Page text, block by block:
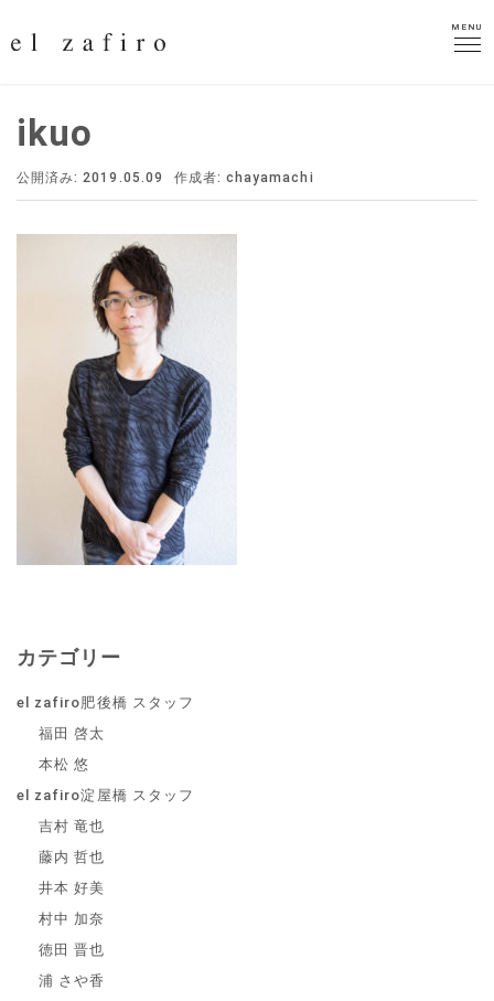
MENU
MENU
ikuo
公開済み: 2019.05.09 作成者:chayamachi
カテゴリー
el zafiro肥後橋 スタッフ
福田 啓太
本松 悠
el zafiro淀屋橋 スタッフ
吉村 竜也
藤内 哲也
井本 好美
村中 加奈
徳田 晋也
浦 さや香